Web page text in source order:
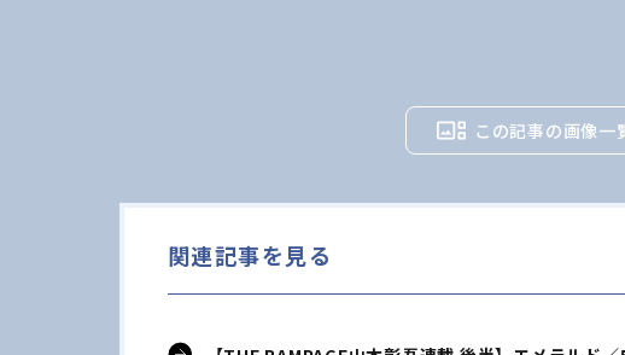
この記事の画像一
関連記事を見る